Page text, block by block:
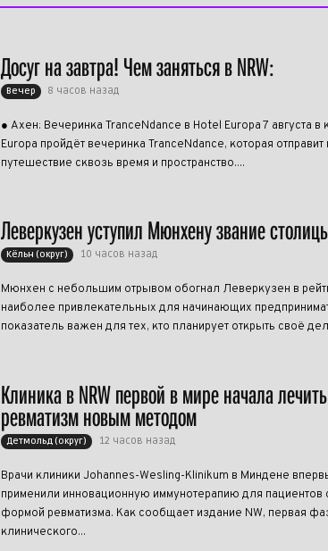
Досуг на завтра! Чем заняться в NRW:
Вечер 8 часов назад
● Ахен: Вечеринка TranceNdance в Hotel Europa 7 августа в
Europa пройдёт вечеринка TranceNdance, которая отправит
путешествие сквозь время и пространство....
Леверкузен уступил Мюнхену звание
Кёльн (округ) 10 часов назад
Мюнхен с небольшим отрывом обогнал Леверкузен в
наиболее привлекательных для начинающих
показатель важен для тех, кто планирует открыть своё
Клиника в NRW первой в мире начала лечить
ревматизм новым методом
Детмольд (округ) 12 часов назад
Врачи клиники Johannes-Wesling-Klinikum в Миндене
применили инновационную иммунотерапию для пациентов
формой ревматизма. Как сообщает издание NW, первая
клинического...